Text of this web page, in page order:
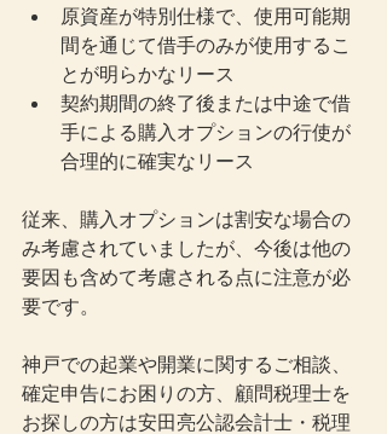
原資産が特別仕様で、使用可能期
間を通じて借手のみが使用するこ
とが明らかなリース
契約期間の終了後または中途で借
手による購入オプションの行使が
合理的に確実なリース
従来、購入オプションは割安な場合の
み考慮されていましたが、今後は他の
要因も含めて考慮される点に注意が必
要です。
神戸での起業や開業に関するご相談、
確定申告にお困りの方、顧問税理士を
お探しの方は安田亮公認会計士・税理